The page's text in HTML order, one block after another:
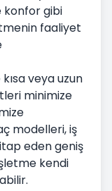
konfor gibi
faaliyet
veya uzun
minimize
modelleri, iş
eden geniş
kendi